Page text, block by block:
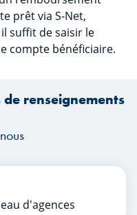
prêt via S-Net,
suffit de saisir le
compte bénéficiaire.
renseignements
d'agences